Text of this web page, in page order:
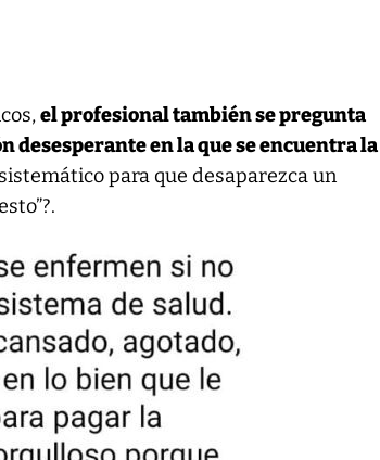
el profesional también se pregunta
desesperante en la que se encuentra la
para que desaparezca un